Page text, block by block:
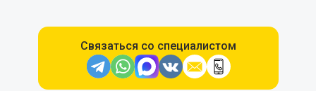
Связаться со специалистом